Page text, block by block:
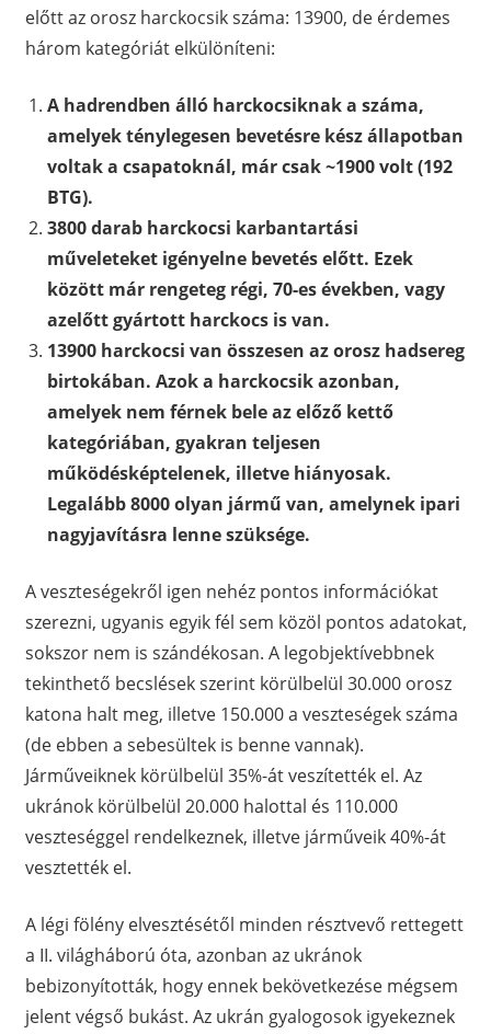
előtt az orosz harckocsik száma: 13900, de érdemes
három kategóriát elkülöníteni:
A hadrendben álló harckocsiknak a száma,
amelyek ténylegesen bevetésre kész állapotban
voltak a csapatoknál, már csak ~1900 volt (192
BTG).
3800 darab harckocsi karbantartási
műveleteket igényelne bevetés előtt. Ezek
között már rengeteg régi, 70-es években, vagy
azelőtt gyártott harckocs is van.
13900 harckocsi van összesen az orosz hadsereg
birtokában. Azok a harckocsik azonban,
amelyek nem férnek bele az előző kettő
kategóriában, gyakran teljesen
működésképtelenek, illetve hiányosak.
Legalább 8000 olyan jármű van, amelynek ipari
nagyjavításra lenne szüksége.
A veszteségekről igen nehéz pontos információkat
szerezni, ugyanis egyik fél sem közöl pontos adatokat,
sokszor nem is szándékosan. A legobjektívebbnek
tekinthető becslések szerint körülbelül 30.000 orosz
katona halt meg, illetve 150.000 a veszteségek száma
(de ebben a sebesültek is benne vannak).
Járműveiknek körülbelül 35%-át veszítették el. Az
ukránok körülbelül 20.000 halottal és 110.000
veszteséggel rendelkeznek, illetve járműveik 40%-át
vesztették el.
A légi fölény elvesztésétől minden résztvevő rettegett
a II. világháború óta, azonban az ukránok
bebizonyították, hogy ennek bekövetkezése mégsem
jelent végső bukást. Az ukrán gyalogosok igyekeznek